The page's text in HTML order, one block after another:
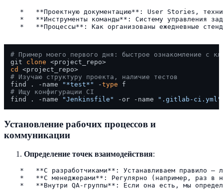
*   **Проектную документацию**: User Stories,
*   **Инструменты команды**: Систему управления
*   **Процессы**: Как организованы ежедневные
# Пример моего первого дня: быстрое ознакомление с
git clone
cd
# Изучаю структуру проекта, наличие тестов
find . -name
"*test*" -type
# Ищу конфигурации CI
find . -name
"Jenkinsfile" -or -name ".gitlab-ci.yml"
Установление рабочих процессов и
коммуникации
Определение точек взаимодействия:
*   **С разработчиками**: Устанавливаем правило —
*   **С менеджерами**: Регулярно (например, раз в
*   **Внутри QA-группы**: Если она есть, мы